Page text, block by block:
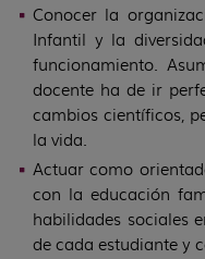
Conocer la
Infantil y la
funcionamiento.
docente ha de ir
cambios científicos,
la vida.
Actuar como
con la educación
habilidades sociales
de cada estudiante y